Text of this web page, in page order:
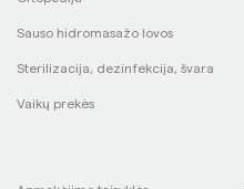
Sauso hidromasažo lovos
Sterilizacija, dezinfekcija, švara
Vaikų prekės